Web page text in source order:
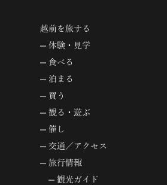
越前を旅する
体験・見学
食べる
泊まる
買う
観る・遊ぶ
催し
交通／アクセス
旅行情報
観光ガイド